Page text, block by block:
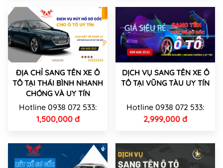
ĐỊA CHỈ SANG TÊN XE Ô
TÔ TẠI THÁI BÌNH NHANH
CHÓNG VÀ UY TÍN
Hotline 0938 072 533:
1,500,000 đ
DỊCH VỤ SANG TÊN XE Ô
TÔ TẠI VŨNG TÀU UY TÍN
Hotline 0938 072 533:
2,999,000 đ